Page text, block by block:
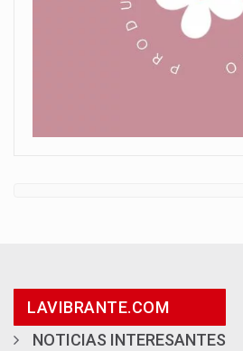
LAVIBRANTE.COM
NOTICIAS INTERESANTES